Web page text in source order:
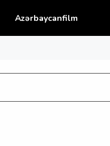
Azərbaycanfilm